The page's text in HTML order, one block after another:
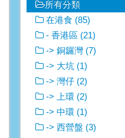
所有分類
在港食 (85)
- 香港區 (21)
-> 銅鑼灣 (7)
-> 大坑 (1)
-> 灣仔 (2)
-> 上環 (2)
-> 中環 (1)
-> 西營盤 (3)